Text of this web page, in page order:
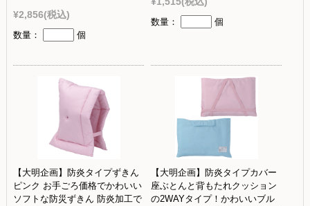
¥2,856(税込)
数量： 個
数量： 個
【大明企画】防炎タイプずきん
ピンク お手ごろ価格でかわいい
ソフトな防災ずきん 防炎加工で
【大明企画】防炎タイプカバー
座ぶとんと背もたれクッション
の2WAYタイプ！かわいいブル